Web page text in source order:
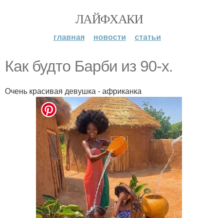
ЛАЙФХАКИ
главная новости статьи
Как будто Барби из 90-х.
Очень красивая девушка - африканка